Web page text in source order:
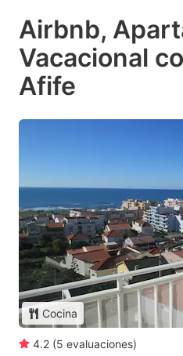
Airbnb,
Vacacional
Afife
Cocina
4.2 (5 evaluaciones)